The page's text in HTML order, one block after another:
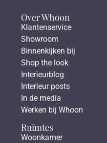
Over Whoon
Klantenservice
Showroom
Binnenkijken bij
Shop the look
Interieurblog
Interieur posts
In de media
Werken bij Whoon
Ruimtes
Woonkamer